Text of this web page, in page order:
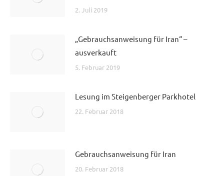
2. Juli 2019
„Gebrauchsanweisung für Iran“ –
ausverkauft
5. Februar 2019
Lesung im Steigenberger Parkhotel
22. Februar 2018
Gebrauchsanweisung für Iran
20. Februar 2018